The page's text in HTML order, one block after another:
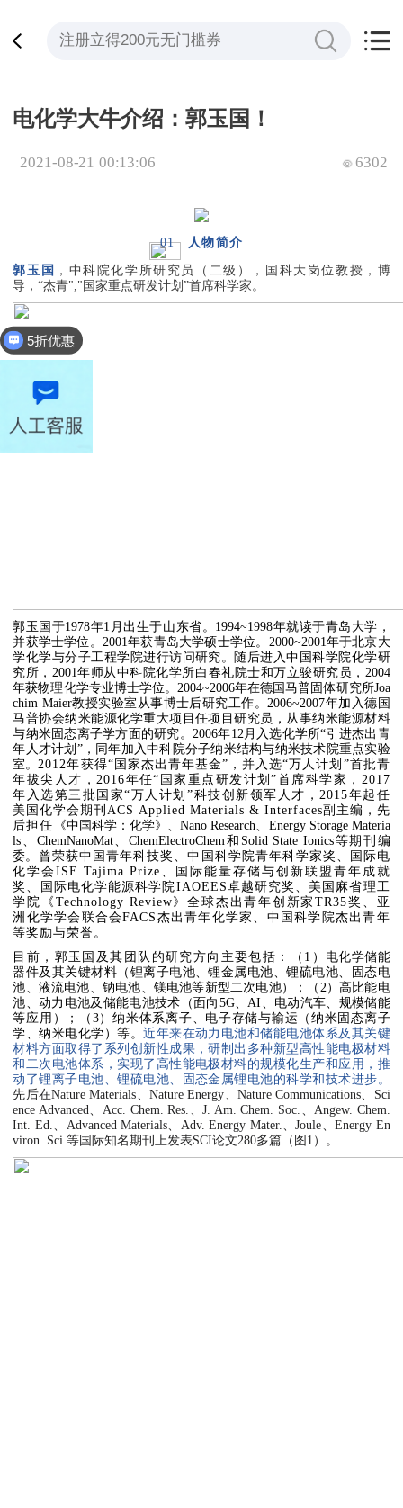
电化学大牛介绍：郭玉国！
2021-08-21 00:13:06 6302
01 人物简介
郭玉国 ，中科院化学所研究员（二级），国科大岗位教授，博
导，“杰青","国家重点研发计划”首席科学家。
郭玉国于1978年1月出生于山东省。1994~1998年就读于青岛大学，
并获学士学位。2001年获青岛大学硕士学位。2000~2001年于北京大
学化学与分子工程学院进行访问研究。随后进入中国科学院化学研
究所，2001年师从中科院化学所白春礼院士和万立骏研究员，2004
年获物理化学专业博士学位。2004~2006年在德国马普固体研究所Joa
chim Maier教授实验室从事博士后研究工作。2006~2007年加入德国
马普协会纳米能源化学重大项目任项目研究员，从事纳米能源材料
与纳米固态离子学方面的研究。2006年12月入选化学所“引进杰出青
年人才计划”，同年加入中科院分子纳米结构与纳米技术院重点实验
室。2012年获得“国家杰出青年基金”，并入选“万人计划”首批青
年拔尖人才，2016年任“国家重点研发计划”首席科学家，2017
年入选第三批国家“万人计划”科技创新领军人才，2015年起任
美国化学会期刊ACS Applied Materials & Interfaces副主编，先
后担任
《中国科学：化学》、Nano Research、Energy Storage Materia
ls、ChemNanoMat、ChemElectroChem和Solid State Ionics等期刊编
委。曾荣获中国青年科技奖、中国科学院青年科学家奖、国际电
化学会ISE Tajima Prize、国际能量存储与创新联盟青年成就
奖、国际电化学能源科学院IAOEES卓越研究奖、美国麻省理工
学院《Technology Review》全球杰出青年创新家TR35奖、亚
洲化学学会联合会FACS杰出青年化学家、中国科学院杰出青年
等奖励与荣誉。
目前，郭玉国及其团队的研究方向主要包括：（1） 电化学储能
器件及其关键材料（锂离子电池、锂金属电池、锂硫电池、固态电
池、液流电池、钠电池、镁电池等新型二次电池）；（2）高比能电
池、动力电池及储能电池技术（面向5G、AI、电动汽车、规模储能
等应用）；（3）纳米体系离子、电子存储与输运（纳米固态离子
学、纳米电化学）等。近年来在动力电池和储能电池体系及其关键
材料方面取得了系列创新性成果，研制出多种新型高性能电极材料
和二次电池体系，实现了高性能电极材料的规模化生产和应用，推
动了锂离子电池、锂硫电池、固态金属锂电池的科学和技术进步。
先后在Nature Materials、Nature Energy、Nature Communications、Sci
ence Advanced、Acc. Chem. Res.、J. Am. Chem. Soc.、Angew. Chem.
Int. Ed.、Advanced Materials、Adv. Energy Mater.、Joule、Energy En
viron. Sci.等国际知名期刊上发表SCI论文280多篇（图1）。
5折优惠